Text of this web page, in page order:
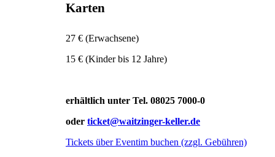
Karten
27 € (Erwachsene)
15 € (Kinder bis 12 Jahre)
erhältlich unter Tel. 08025 7000-0
oder ticket@waitzinger-keller.de
Tickets über Eventim buchen (zzgl. Gebühren)